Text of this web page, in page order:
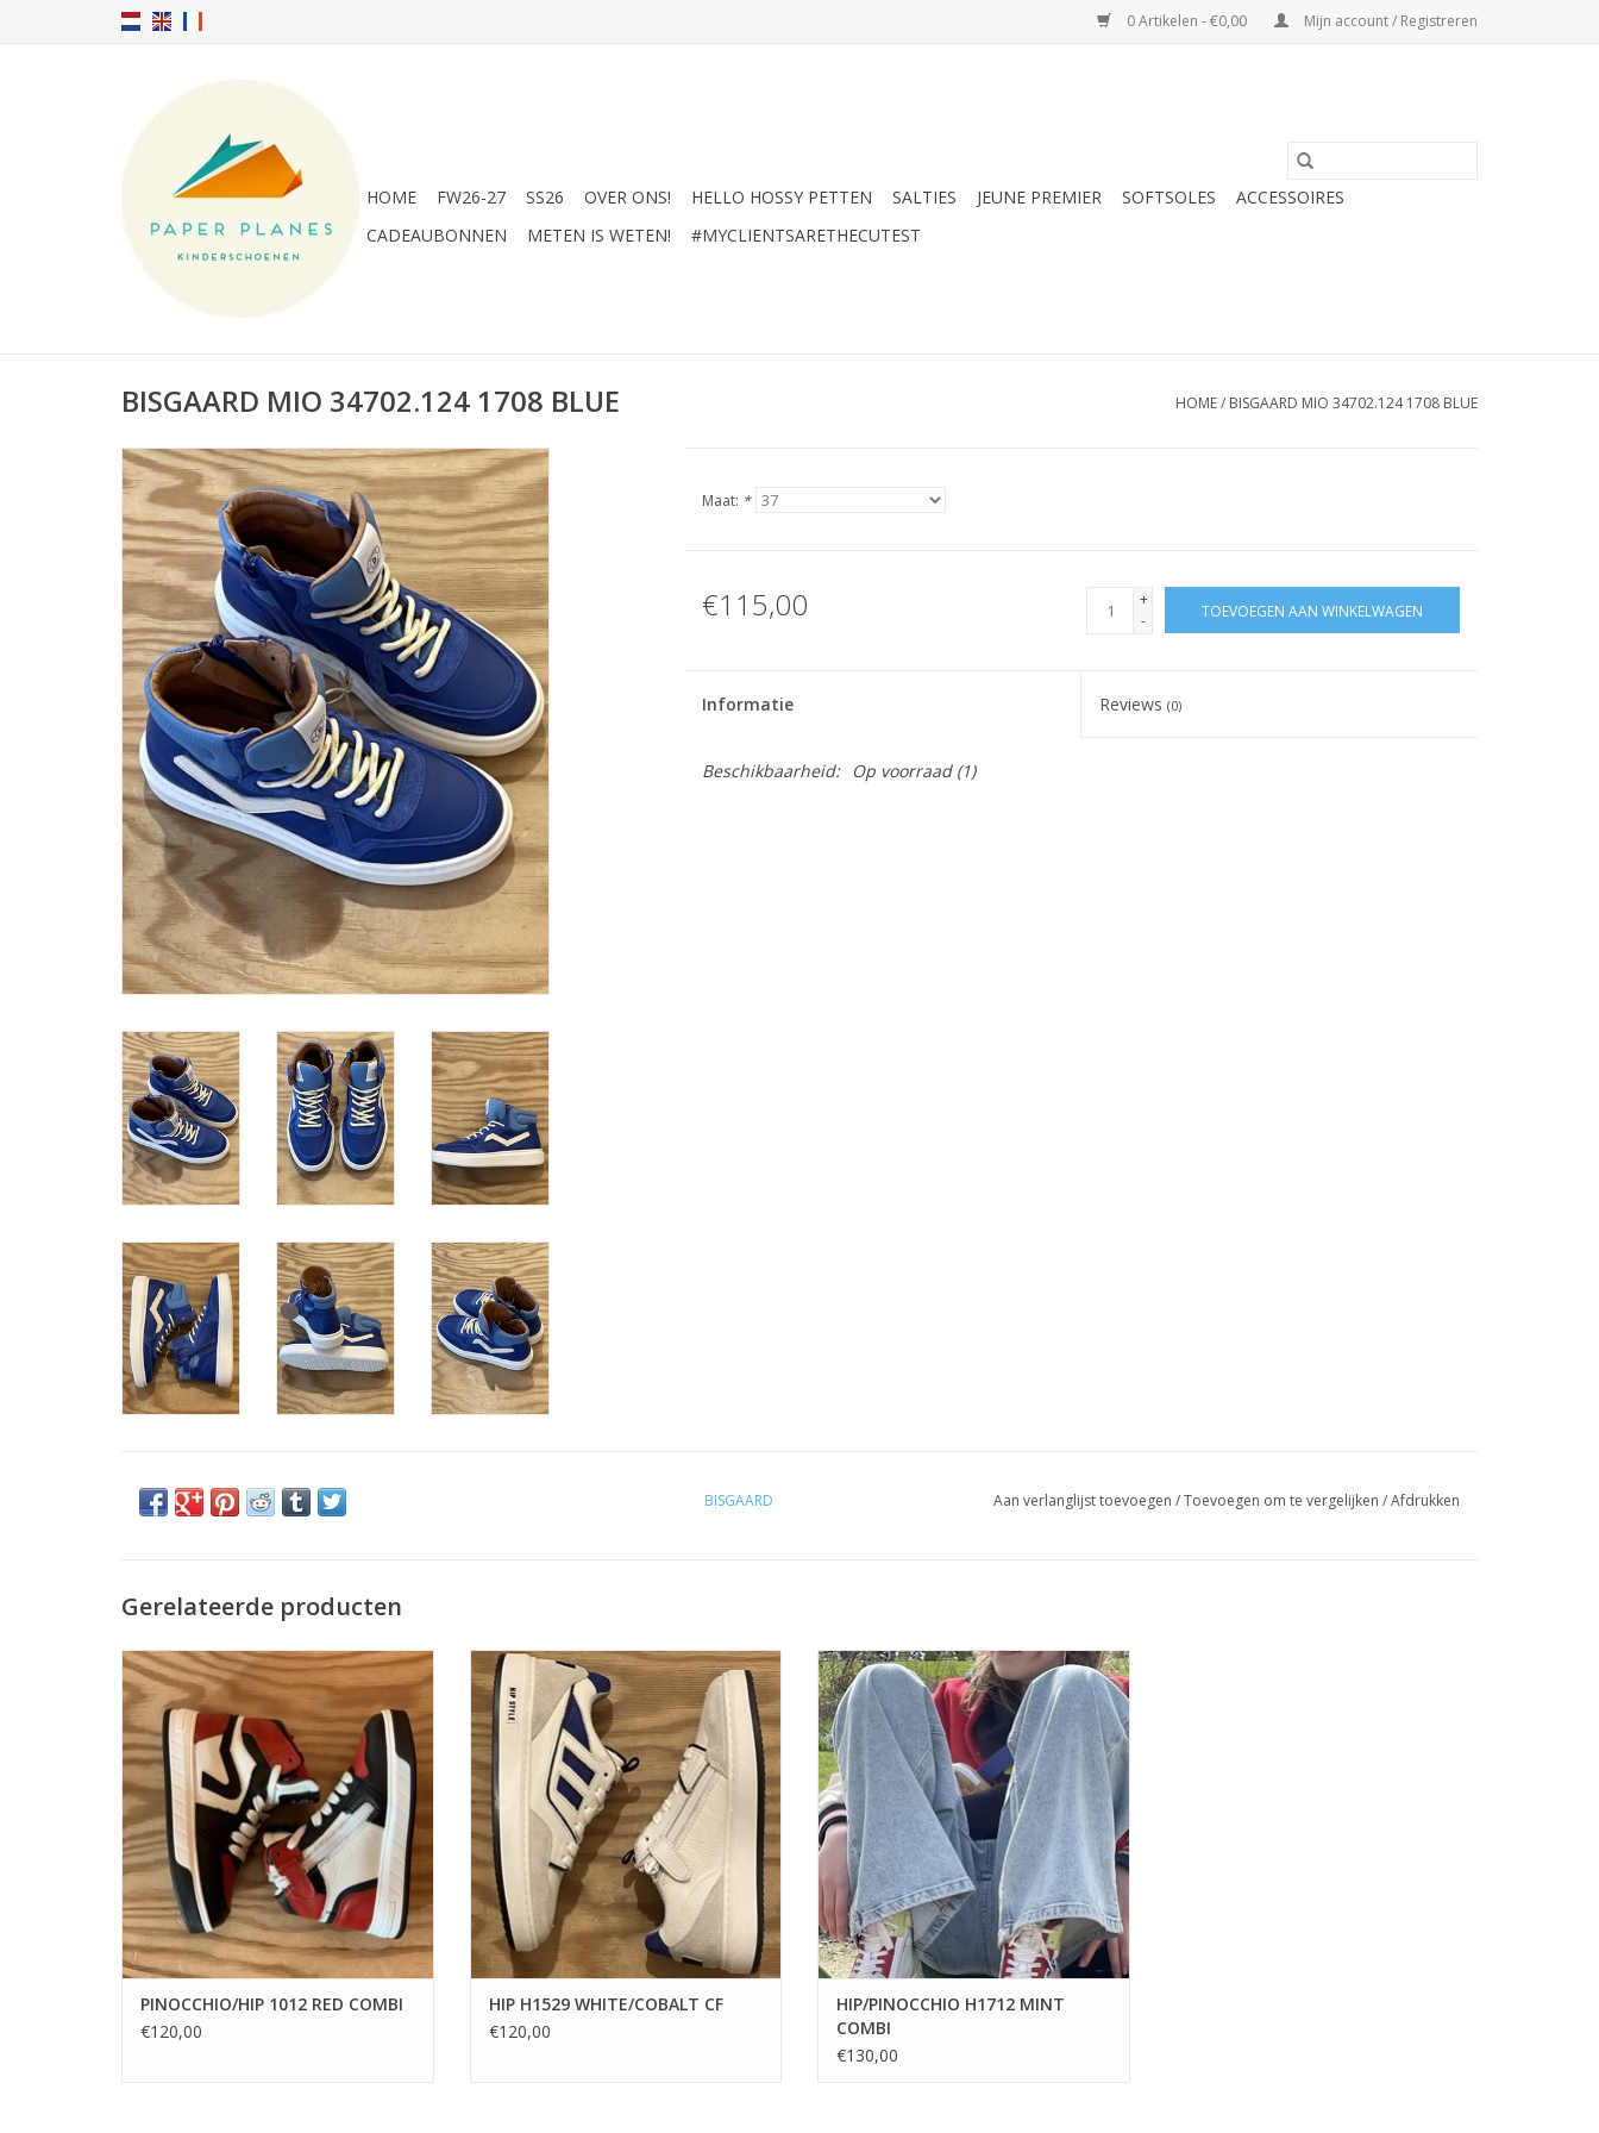
0 Artikelen - €0,00 Mijn account / Registreren
HOME FW26-27 SS26 OVER ONS! HELLO HOSSY PETTEN SALTIES JEUNE PREMIER SOFTSOLES
ACCESSOIRES
CADEAUBONNEN
METEN IS WETEN! #MYCLIENTSARETHECUTEST
BISGAARD MIO 34702.124 1708 BLUE HOME/ BISGAARD MIO 34702.124 1708 BLUE
Maat: *
€115,00
+
-
TOEVOEGEN AAN WINKELWAGEN
Informatie Reviews(0)
Beschikbaarheid: Op voorraad(1)
BISGAARD Aan verlanglijst toevoegen /Toevoegen om te vergelijken /Afdrukken
Gerelateerde producten
stoere lederen sneakers met lederen
binnenvoering, veters en een ritssluiting.
TOEVOEGEN AAN WINKELWAGEN
PINOCCHIO/HIP 1012 RED COMBI
€120,00
HIP H1529 WHITE/COBALT CF
TOEVOEGEN AAN WINKELWAGEN
HIP H1529 WHITE/COBALT CF
€120,00
Stoere sneaker in leder, met veter-
ritssluiting
TOEVOEGEN AAN WINKELWAGEN
HIP/PINOCCHIO H1712 MINT
COMBI
€130,00